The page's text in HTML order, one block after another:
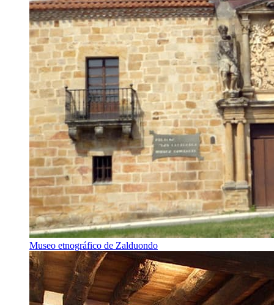
Museo etnográfico de Zalduondo